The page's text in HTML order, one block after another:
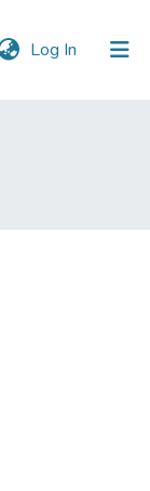
Log In (current)